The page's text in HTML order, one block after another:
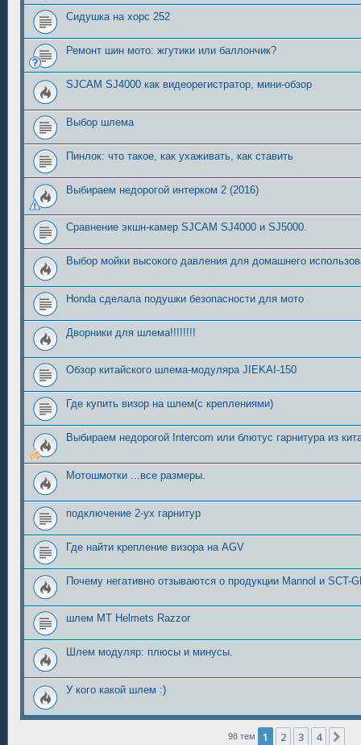
Сидушка на хорс 252
Ремонт шин мото: жгутики или баллончик?
SJCAM SJ4000 как видеорегистратор, мини-обзор
Выбор шлема
Пинлок: что такое, как ухаживать, как ставить
Выбираем недорогой интерком 2 (2016)
Сравнение экшн-камер SJCAM SJ4000 и SJ5000.
Выбор мойки высокого давления для домашнего
Honda сделала подушки безопасности для мото
Дворники для шлема!!!!!!!!
Обзор китайского шлема-модуляра JIEKAI-150
Где купить визор на шлем(с креплениями)
Выбираем недорогой Intercom или блютус гарнитура из
Мотошмотки ...все размеры.
подключение 2-ух гарнитур
Где найти крепление визора на AGV
Почему негативно отзываются о продукции Mannol и SCT-
шлем MT Helmets Razzor
Шлем модуляр: плюсы и минусы.
У кого какой шлем :)
98 тем 1 2 3 4